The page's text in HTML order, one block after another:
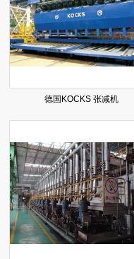
德国KOCKS 张减机